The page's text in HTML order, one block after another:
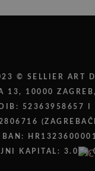
© SELLIER ART
13, 10000
52363958657 I
KAPITAL: